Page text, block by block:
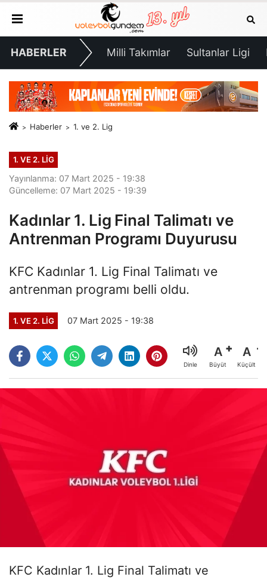
HABERLER Milli Takımlar Sultanlar Ligi
Haberler 1. ve 2. Lig
1. VE 2. LIG
Yayınlanma: 07 Mart 2025 - 19:38
Güncelleme: 07 Mart 2025 - 19:39
Kadınlar 1. Lig Final Talimatı ve
Antrenman Programı Duyurusu
KFC Kadınlar 1. Lig Final Talimatı ve
antrenman programı belli oldu.
1. VE 2. LIG 07 Mart 2025 - 19:38
Dinle
A
Büyüt
A
Küçült
KFC Kadınlar 1. Lig Final Talimatı ve